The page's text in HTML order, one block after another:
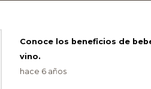
Conoce los beneficios de
vino.
hace 6 años